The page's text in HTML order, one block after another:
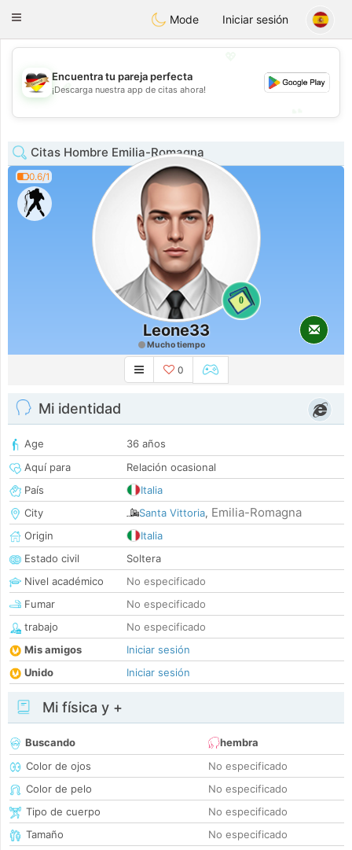
DeutschDating
Toggle
Mode Iniciar sesión
💖
💕
Encuentra tu pareja perfecta
¡Descarga nuestra app de citas ahora!
Citas Hombre Emilia-Romagna
0.6/1
0
Leone33
Mucho tiempo
0
Mi identidad
Age
36 años
Aquí para
Relación ocasional
País
Italia
City
Santa Vittoria, Emilia-Romagna
Origin
Italia
Estado civil
Soltera
Nivel académico
No especificado
Fumar
No especificado
trabajo
No especificado
Mis amigos
Iniciar sesión
Unido
Iniciar sesión
Mi física y +
Buscando
hembra
Color de ojos
No especificado
Color de pelo
No especificado
Tipo de cuerpo
No especificado
Tamaño
No especificado